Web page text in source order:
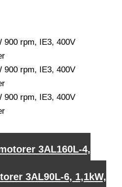
3AL160L-4,
3AL90L-6, 1,1kW,